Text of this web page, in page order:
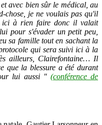
avec bien sûr le médical, au
chose, je ne voulais pas qu'il
ici à rien faire donc il valait
pour s'évader un petit peu,
sa famille tout en sachant la
qui sera suivi ici à la
ailleurs, Clairefontaine… Il
que la blessure a été durant
lui aussi " (conférence de